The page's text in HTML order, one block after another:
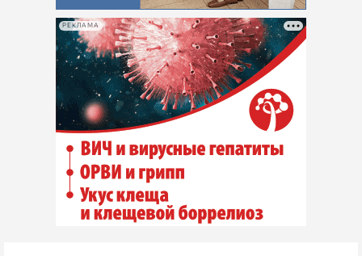
РЕКЛАМА